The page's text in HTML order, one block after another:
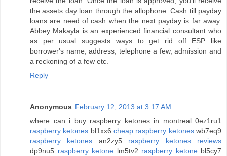
the assets day loan through the allophone. Cash till payday
loans are need of cash when the next payday is far away.
Abbey Makayla is an experienced financial consultant who
as per usual suggests ways to get rid off ESP like
borrower's name, address, telephone a few, admission and
a reckoning of a few etc.
Reply
Anonymous February 12, 2013 at 3:17 AM
where can i buy raspberry ketones in montreal 0ez1ru1
raspberry ketones bl1xx6cheap raspberry ketoneswb7eq9
raspberry ketones an2zy5 raspberry ketones reviews
dp9nu5 raspberry ketone lm5tv2 raspberry ketonebl5cy7